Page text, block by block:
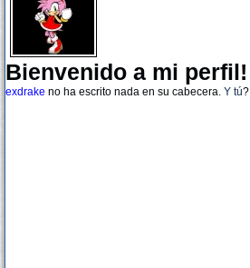
Bienvenido a mi perfil!
exdrake no ha escrito nada en su cabecera. Y tú?